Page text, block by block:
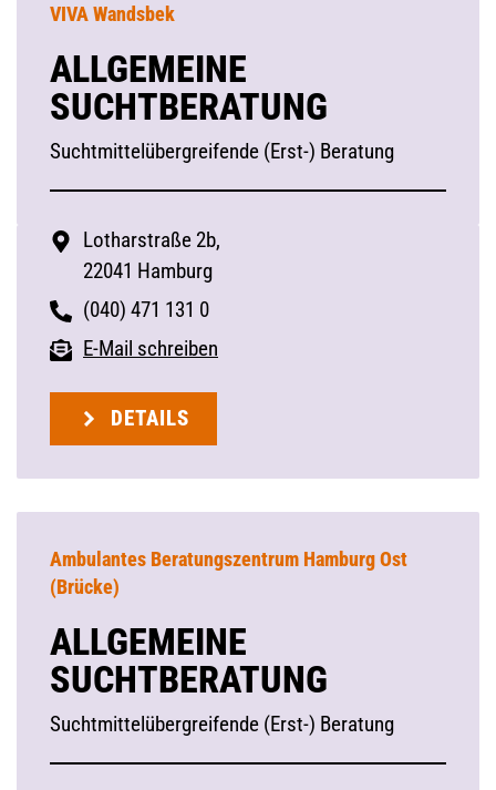
VIVA Wandsbek
ALLGEMEINE
SUCHTBERATUNG
Suchtmittelübergreifende (Erst-) Beratung
Lotharstraße 2b,
22041 Hamburg
(040) 471 131 0
E-Mail schreiben
DETAILS
Ambulantes Beratungszentrum Hamburg Ost
(Brücke)
ALLGEMEINE
SUCHTBERATUNG
Suchtmittelübergreifende (Erst-) Beratung